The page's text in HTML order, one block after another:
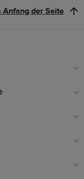
Anfang der Seite